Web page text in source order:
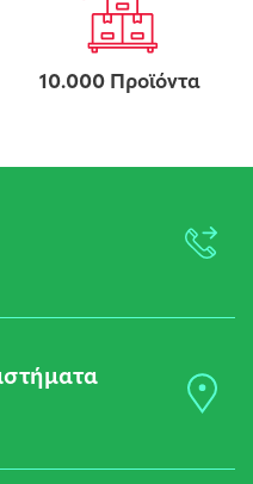
10.000 Προϊόντα